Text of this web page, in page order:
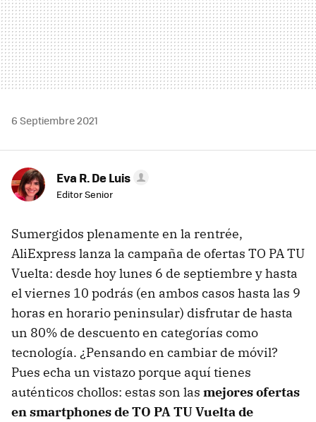
6 Septiembre 2021
Eva R. De Luis
Editor Senior
Sumergidos plenamente en la rentrée,
AliExpress lanza la campaña de ofertas TO PA TU
Vuelta: desde hoy lunes 6 de septiembre y hasta
el viernes 10 podrás (en ambos casos hasta las 9
horas en horario peninsular) disfrutar de hasta
un 80% de descuento en categorías como
tecnología. ¿Pensando en cambiar de móvil?
Pues echa un vistazo porque aquí tienes
auténticos chollos: estas son las mejores ofertas
en smartphones de TO PA TU Vuelta de